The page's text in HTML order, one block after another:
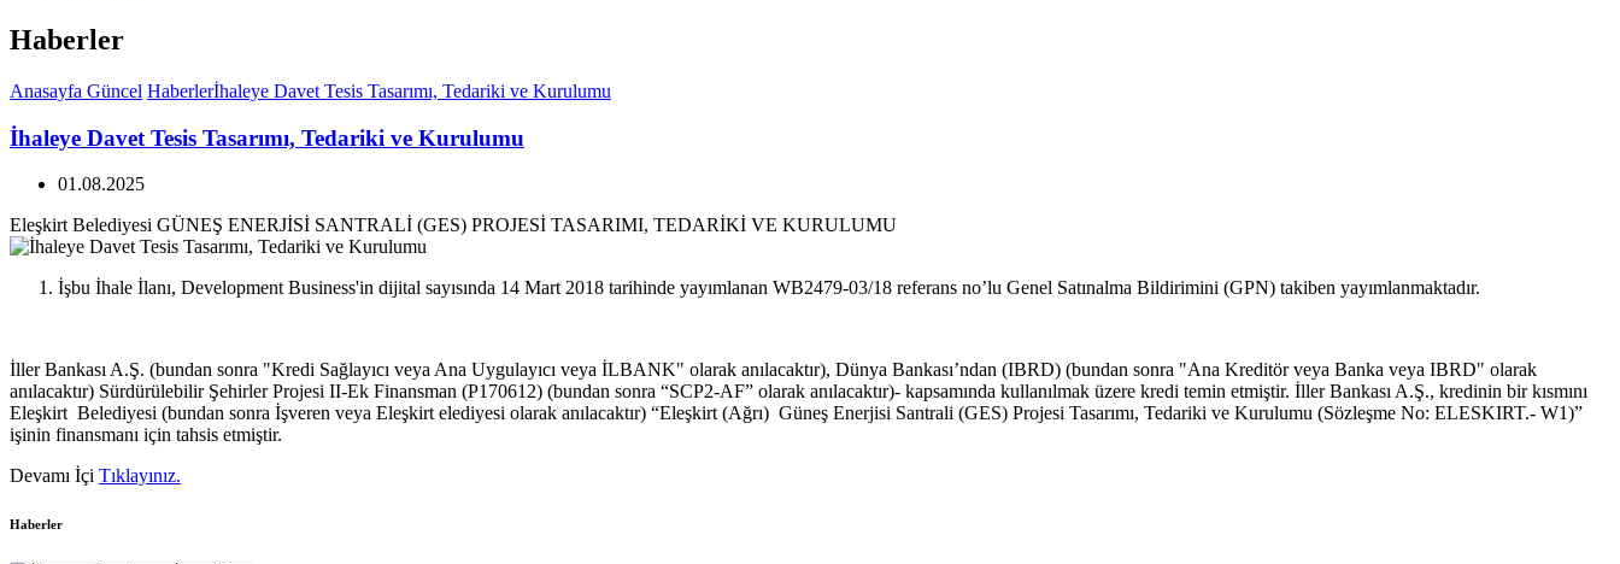
Haberler
Anasayfa Güncel Haberlerİhaleye Davet Tesis Tasarımı, Tedariki ve Kurulumu
İhaleye Davet Tesis Tasarımı, Tedariki ve Kurulumu
01.08.2025
Eleşkirt Belediyesi GÜNEŞ ENERJİSİ SANTRALİ (GES) PROJESİ TASARIMI, TEDARİKİ VE KURULUMU
İşbu İhale İlanı, Development Business'in dijital sayısında 14 Mart 2018 tarihinde yayımlanan WB2479-03/18 referans no’lu Genel Satınalma Bildirimini (GPN) takiben yayımlanmaktadır.
İller Bankası A.Ş. (bundan sonra "Kredi Sağlayıcı veya Ana Uygulayıcı veya İLBANK" olarak anılacaktır), Dünya Bankası’ndan (IBRD) (bundan sonra "Ana Kreditör veya Banka veya IBRD" olarak
anılacaktır) Sürdürülebilir Şehirler Projesi II-Ek Finansman (P170612) (bundan sonra “SCP2-AF” olarak anılacaktır)- kapsamında kullanılmak üzere kredi temin etmiştir. İller Bankası A.Ş., kredinin bir kısmını
Eleşkirt Belediyesi (bundan sonra İşveren veya Eleşkirt elediyesi olarak anılacaktır) “Eleşkirt (Ağrı) Güneş Enerjisi Santrali (GES) Projesi Tasarımı, Tedariki ve Kurulumu (Sözleşme No: ELESKIRT.- W1)”
işinin finansmanı için tahsis etmiştir.
Devamı İçi Tıklayınız.
Haberler